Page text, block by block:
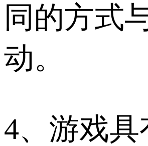
同的方式
动。
4、游戏具